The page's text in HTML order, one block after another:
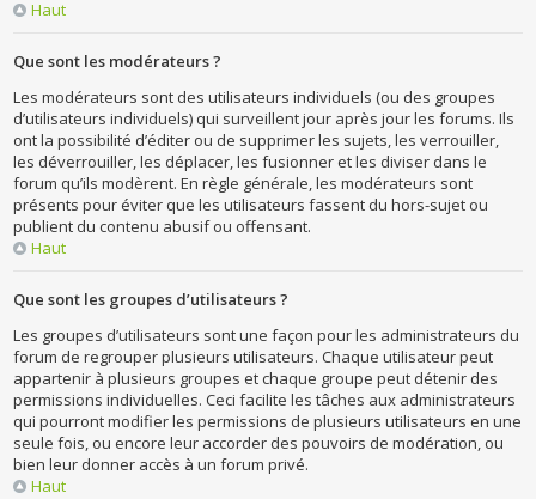
Haut
Que sont les modérateurs ?
Les modérateurs sont des utilisateurs individuels (ou des groupes
d’utilisateurs individuels) qui surveillent jour après jour les forums. Ils
ont la possibilité d’éditer ou de supprimer les sujets, les verrouiller,
les déverrouiller, les déplacer, les fusionner et les diviser dans le
forum qu’ils modèrent. En règle générale, les modérateurs sont
présents pour éviter que les utilisateurs fassent du hors-sujet ou
publient du contenu abusif ou offensant.
Haut
Que sont les groupes d’utilisateurs ?
Les groupes d’utilisateurs sont une façon pour les administrateurs du
forum de regrouper plusieurs utilisateurs. Chaque utilisateur peut
appartenir à plusieurs groupes et chaque groupe peut détenir des
permissions individuelles. Ceci facilite les tâches aux administrateurs
qui pourront modifier les permissions de plusieurs utilisateurs en une
seule fois, ou encore leur accorder des pouvoirs de modération, ou
bien leur donner accès à un forum privé.
Haut